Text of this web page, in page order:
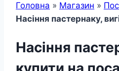
Головна » Магазин »
Насіння пастернаку,
Насіння